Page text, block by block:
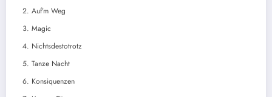
Auf’m Weg
Magic
Nichtsdestotrotz
Tanze Nacht
Konsiquenzen